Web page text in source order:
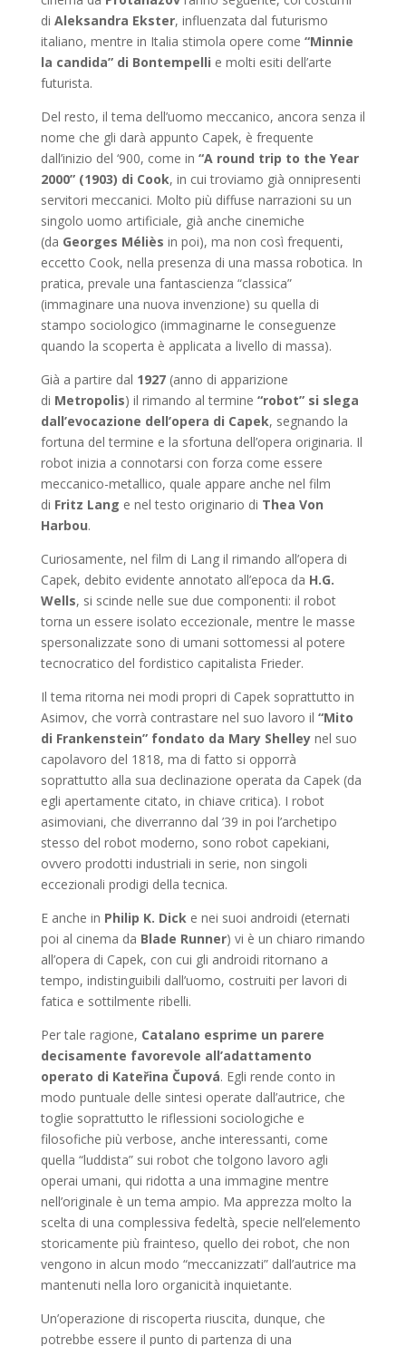
di Aleksandra Ekster, influenzata dal futurismo
italiano, mentre in Italia stimola opere come “Minnie
la candida” di Bontempelli e molti esiti dell’arte
futurista.
Del resto, il tema dell’uomo meccanico, ancora senza il
nome che gli darà appunto Capek, è frequente
dall’inizio del ‘900, come in “A round trip to the Year
2000” (1903) di Cook, in cui troviamo già onnipresenti
servitori meccanici. Molto più diffuse narrazioni su un
singolo uomo artificiale, già anche cinemiche
(da Georges Méliès in poi), ma non così frequenti,
eccetto Cook, nella presenza di una massa robotica. In
pratica, prevale una fantascienza “classica”
(immaginare una nuova invenzione) su quella di
stampo sociologico (immaginarne le conseguenze
quando la scoperta è applicata a livello di massa).
Già a partire dal 1927(anno di apparizione
di Metropolis) il rimando al termine “robot” si slega
dall’evocazione dell’opera di Capek, segnando la
fortuna del termine e la sfortuna dell’opera originaria. Il
robot inizia a connotarsi con forza come essere
meccanico-metallico, quale appare anche nel film
di Fritz Lang e nel testo originario di Thea Von
Harbou.
Curiosamente, nel film di Lang il rimando all’opera di
Capek, debito evidente annotato all’epoca da H.G.
Wells, si scinde nelle sue due componenti: il robot
torna un essere isolato eccezionale, mentre le masse
spersonalizzate sono di umani sottomessi al potere
tecnocratico del fordistico capitalista Frieder.
Il tema ritorna nei modi propri di Capek soprattutto in
Asimov, che vorrà contrastare nel suo lavoro il “Mito
di Frankenstein” fondato da Mary Shelleynel suo
capolavoro del 1818, ma di fatto si opporrà
soprattutto alla sua declinazione operata da Capek (da
egli apertamente citato, in chiave critica). I robot
asimoviani, che diverranno dal ’39 in poi l’archetipo
stesso del robot moderno, sono robot capekiani,
ovvero prodotti industriali in serie, non singoli
eccezionali prodigi della tecnica.
E anche in Philip K. Dicke nei suoi androidi (eternati
poi al cinema da Blade Runner) vi è un chiaro rimando
all’opera di Capek, con cui gli androidi ritornano a
tempo, indistinguibili dall’uomo, costruiti per lavori di
fatica e sottilmente ribelli.
Per tale ragione, Catalano esprime un parere
decisamente favorevole all’adattamento
operato di Kateřina Čupová. Egli rende conto in
modo puntuale delle sintesi operate dall’autrice, che
toglie soprattutto le riflessioni sociologiche e
filosofiche più verbose, anche interessanti, come
quella “luddista” sui robot che tolgono lavoro agli
operai umani, qui ridotta a una immagine mentre
nell’originale è un tema ampio. Ma apprezza molto la
scelta di una complessiva fedeltà, specie nell’elemento
storicamente più frainteso, quello dei robot, che non
vengono in alcun modo “meccanizzati” dall’autrice ma
mantenuti nella loro organicità inquietante.
Un’operazione di riscoperta riuscita, dunque, che
potrebbe essere il punto di partenza di una